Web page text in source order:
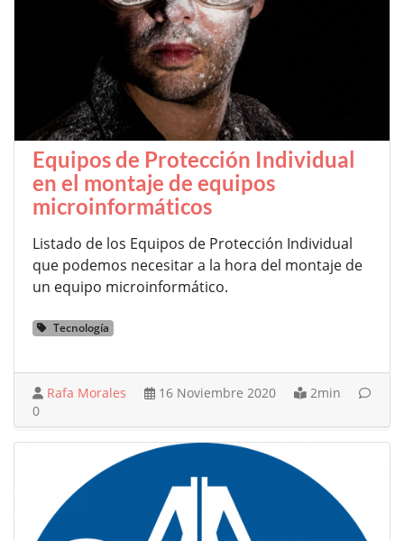
Equipos de Protección Individual
en el montaje de equipos
microinformáticos
Listado de los Equipos de Protección Individual
que podemos necesitar a la hora del montaje de
un equipo microinformático.
Tecnología
Rafa Morales 16 Noviembre 2020
2min
0